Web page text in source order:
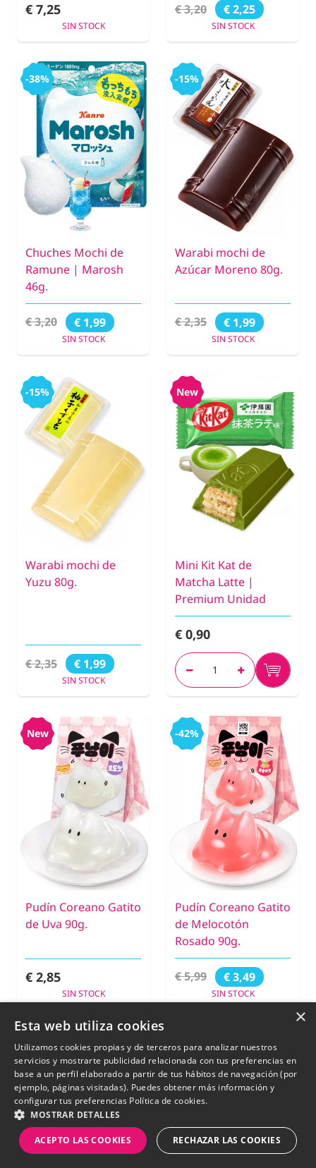
€ 7,25
SIN STOCK
€ 3,20 € 2,25
SIN STOCK
-38%
Chuches Mochi de
Ramune | Marosh
46g.
€ 3,20 € 1,99
SIN STOCK
-15%
Warabi mochi de
Azúcar Moreno 80g.
€ 2,35 € 1,99
SIN STOCK
-15%
Warabi mochi de
Yuzu 80g.
€ 2,35 € 1,99
SIN STOCK
New
Mini Kit Kat de
Matcha Latte |
Premium Unidad
€ 0,90
New
Pudín Coreano Gatito
de Uva 90g.
€ 2,85
SIN STOCK
-42%
Pudín Coreano Gatito
de Melocotón
Rosado 90g.
€ 5,99 € 3,49
SIN STOCK
New -3%
×
Esta web utiliza cookies
Utilizamos cookies propias y de terceros para analizar nuestros
servicios y mostrarte publicidad relacionada con tus preferencias en
base a un perfil elaborado a partir de tus hábitos de navegación (por
ejemplo, páginas visitadas). Puedes obtener más información y
configurar tus preferencias Política de cookies.
MOSTRAR DETALLES
ACEPTO LAS COOKIES RECHAZAR LAS COOKIES